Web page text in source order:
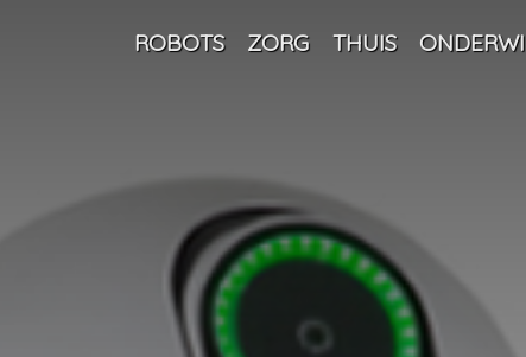
ROBOTS ZORG THUIS